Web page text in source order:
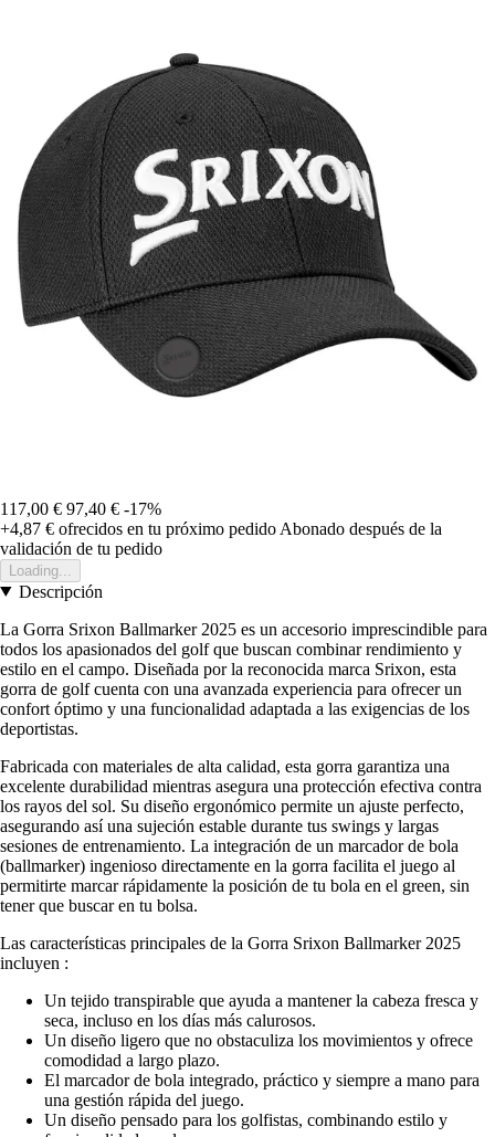
117,00 € 97,40 € -17%
+4,87 € ofrecidos en tu próximo pedido Abonado después de la
validación de tu pedido
Loading...
Descripción
La Gorra Srixon Ballmarker 2025 es un accesorio imprescindible para
todos los apasionados del golf que buscan combinar rendimiento y
estilo en el campo. Diseñada por la reconocida marca Srixon, esta
gorra de golf cuenta con una avanzada experiencia para ofrecer un
confort óptimo y una funcionalidad adaptada a las exigencias de los
deportistas.
Fabricada con materiales de alta calidad, esta gorra garantiza una
excelente durabilidad mientras asegura una protección efectiva contra
los rayos del sol. Su diseño ergonómico permite un ajuste perfecto,
asegurando así una sujeción estable durante tus swings y largas
sesiones de entrenamiento. La integración de un marcador de bola
(ballmarker) ingenioso directamente en la gorra facilita el juego al
permitirte marcar rápidamente la posición de tu bola en el green, sin
tener que buscar en tu bolsa.
Las características principales de la Gorra Srixon Ballmarker 2025
incluyen :
Un tejido transpirable que ayuda a mantener la cabeza fresca y
seca, incluso en los días más calurosos.
Un diseño ligero que no obstaculiza los movimientos y ofrece
comodidad a largo plazo.
El marcador de bola integrado, práctico y siempre a mano para
una gestión rápida del juego.
Un diseño pensado para los golfistas, combinando estilo y